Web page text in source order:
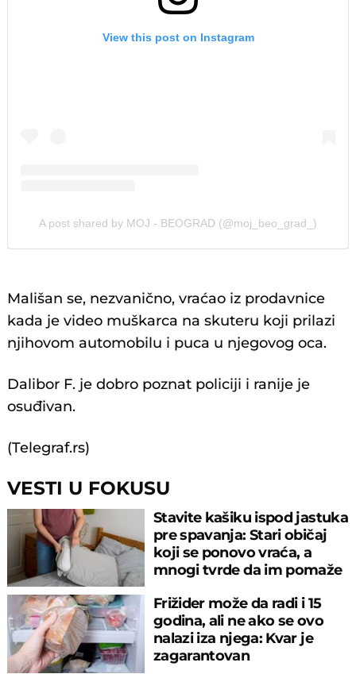
View this post on Instagram
A post shared by MOJ - BEOGRAD (@moj_beo_grad_)
Mališan se, nezvanično, vraćao iz prodavnice
kada je video muškarca na skuteru koji prilazi
njihovom automobilu i puca u njegovog oca.
Dalibor F. je dobro poznat policiji i ranije je
osuđivan.
(Telegraf.rs)
VESTI U FOKUSU
Stavite kašiku ispod jastuka
pre spavanja: Stari običaj
koji se ponovo vraća, a
mnogi tvrde da im pomaže
Frižider može da radi i 15
godina, ali ne ako se ovo
nalazi iza njega: Kvar je
zagarantovan